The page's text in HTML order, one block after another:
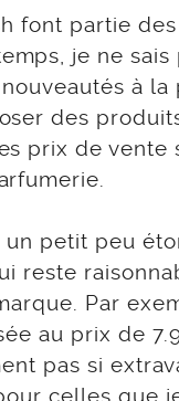
font partie
je ne sais
à
des
prix de
un petit peu
reste
Par
au prix de
pas si